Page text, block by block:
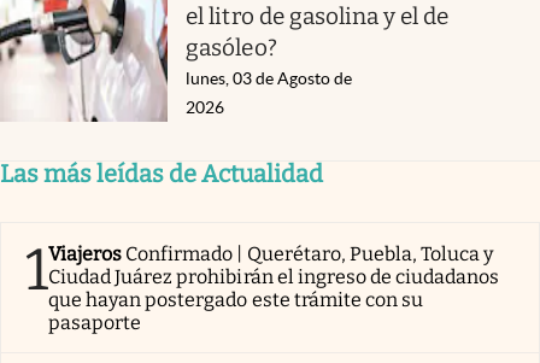
el litro de gasolina y el de
gasóleo?
lunes, 03 de Agosto de
2026
Las más leídas de Actualidad
1Viajeros Confirmado | Querétaro, Puebla, Toluca y
Ciudad Juárez prohibirán el ingreso de ciudadanos
que hayan postergado este trámite con su
pasaporte